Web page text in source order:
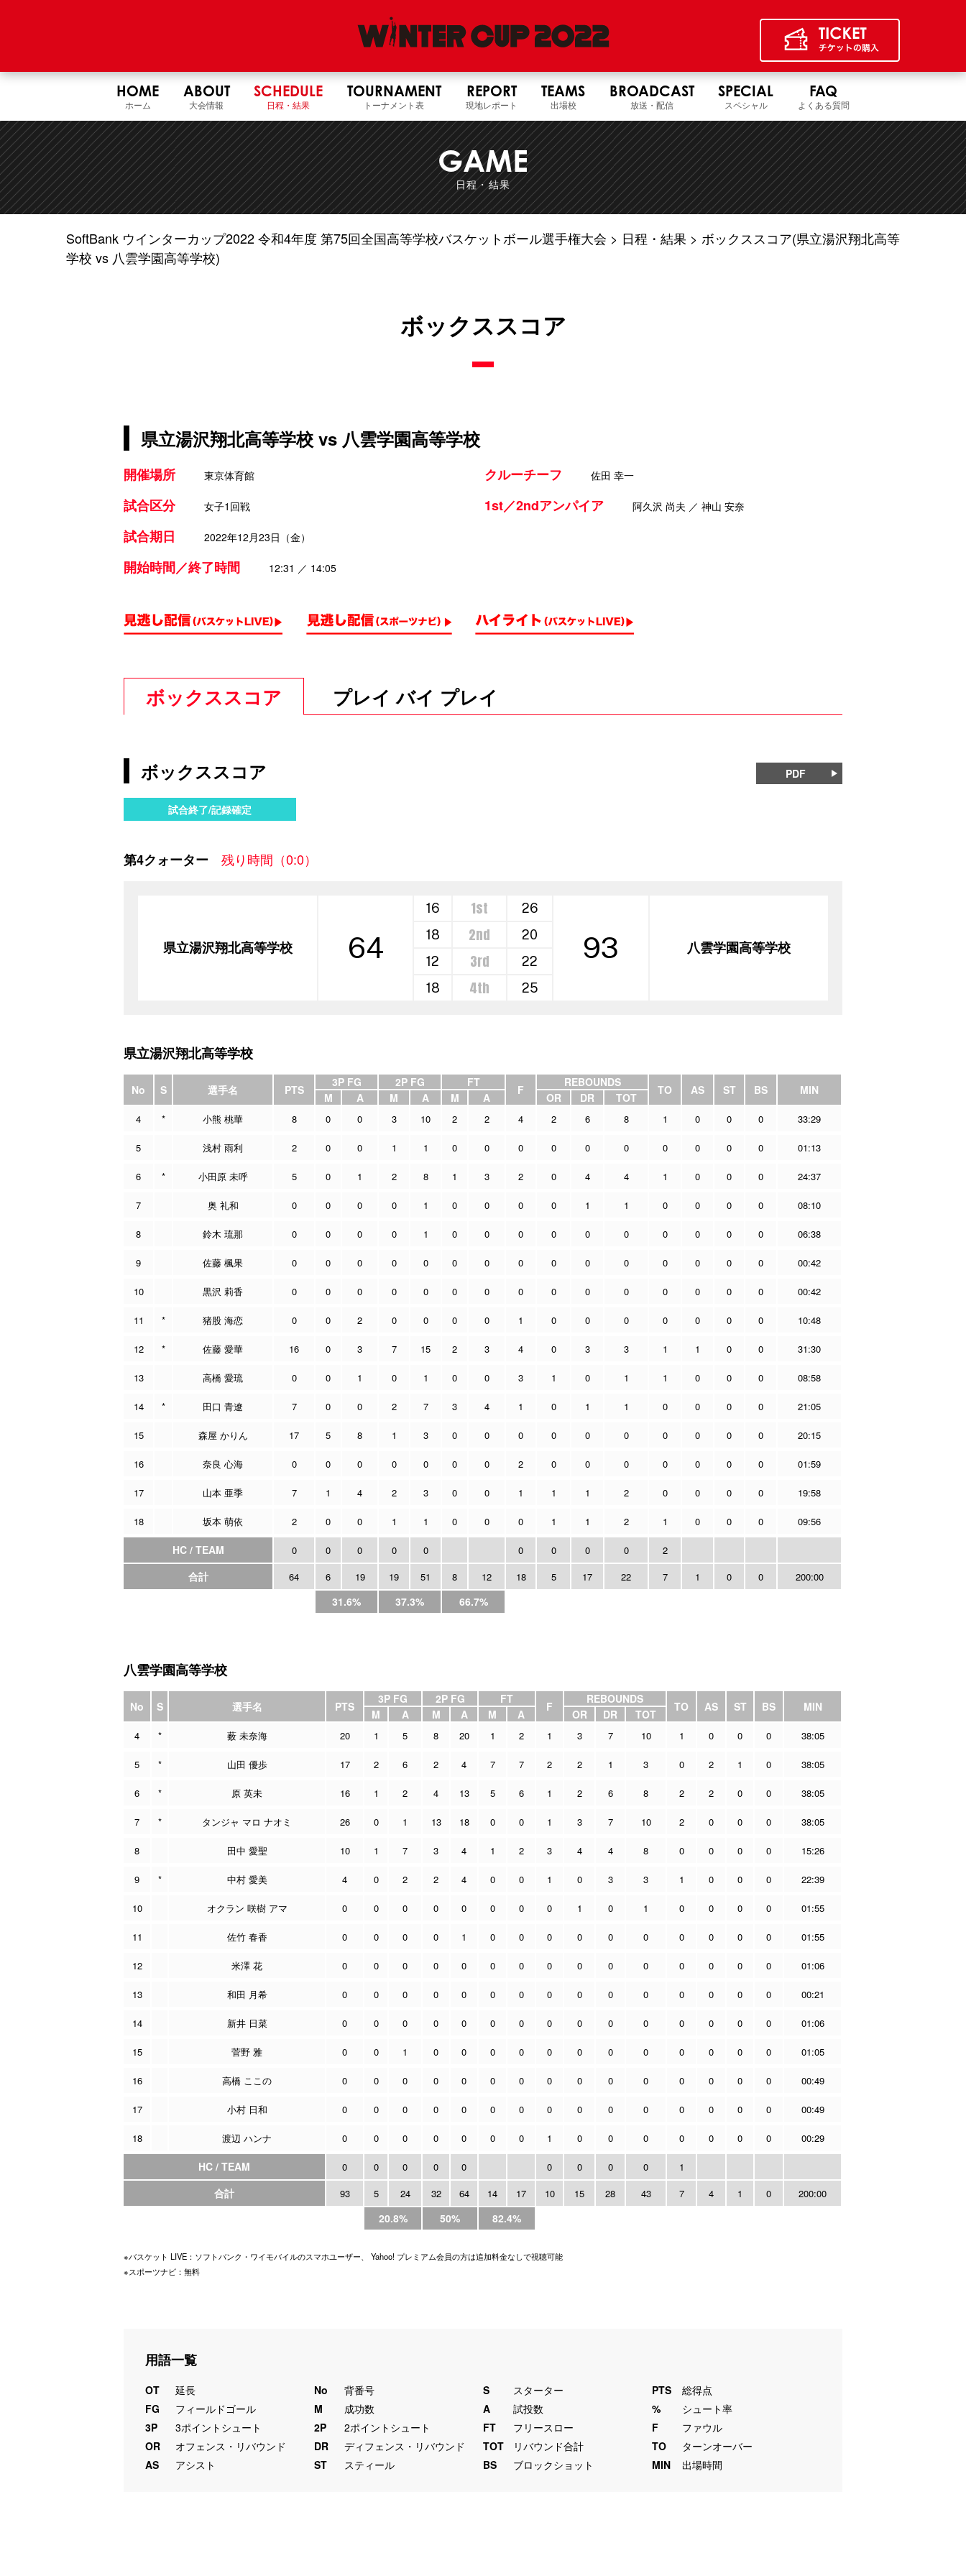
HOME
ホーム
ABOUT
大会情報
SCHEDULE
日程・結果
TOURNAMENT
トーナメント表
REPORT
現地レポート
TEAMS
出場校
BROADCAST
放送・配信
SPECIAL
スペシャル
FAQ
よくある質問
GAME
日程・結果
SoftBank ウインターカップ2022 令和4年度 第75回全国高等学校バスケットボール選手権大会 日程・結果
ボックススコア(県立湯沢翔北高等
学校 vs 八雲学園高等学校)
ボックススコア
県立湯沢翔北高等学校 vs 八雲学園高等学校
開催場所 東京体育館
試合区分 女子1回戦
試合期日 2022年12月23日（金）
開始時間／終了時間 12:31 ／ 14:05
クルーチーフ 佐田 幸一
1st／2ndアンパイア 阿久沢 尚夫 ／ 神山 安奈
ボックススコア プレイ バイ プレイ
ボックススコア PDF
試合終了/記録確定
第4クォーター 残り時間（0:0）
県立湯沢翔北高等学校 64
16 1st 26
93 八雲学園高等学校
18 2nd
20
12
3rd
22
18
4th 25
県立湯沢翔北高等学校
No S 選手名 PTS
3P FG 2P FG FT
F
REBOUNDS
TO AS ST BS MIN
M A M A M A OR DR TOT
4 * 小熊 桃華 8 0 0 3 10 2 2 4 2 6 8 1 0 0 0 33:29
5 浅村 雨利 2 0 0 1 1 0 0 0 0 0 0 0 0 0 0 01:13
6 * 小田原 未呼 5 0 1 2 8 1 3 2 0 4 4 1 0 0 0 24:37
7 奥 礼和 0 0 0 0 1 0 0 0 0 1 1 0 0 0 0 08:10
8 鈴木 琉那 0 0 0 0 1 0 0 0 0 0 0 0 0 0 0 06:38
9 佐藤 楓果 0 0 0 0 0 0 0 0 0 0 0 0 0 0 0 00:42
10 黒沢 莉香 0 0 0 0 0 0 0 0 0 0 0 0 0 0 0 00:42
11 * 猪股 海恋 0 0 2 0 0 0 0 1 0 0 0 0 0 0 0 10:48
12 * 佐藤 愛華 16 0 3 7 15 2 3 4 0 3 3 1 1 0 0 31:30
13 高橋 愛琉 0 0 1 0 1 0 0 3 1 0 1 1 0 0 0 08:58
14 * 田口 青遼 7 0 0 2 7 3 4 1 0 1 1 0 0 0 0 21:05
15 森屋 かりん 17 5 8 1 3 0 0 0 0 0 0 0 0 0 0 20:15
16 奈良 心海 0 0 0 0 0 0 0 2 0 0 0 0 0 0 0 01:59
17 山本 亜季 7 1 4 2 3 0 0 1 1 1 2 0 0 0 0 19:58
18 坂本 萌依 2 0 0 1 1 0 0 0 1 1 2 1 0 0 0 09:56
HC / TEAM 0 0 0 0 0 0 0 0 0 2
合計 64 6 19 19 51 8 12 18 5 17 22 7 1 0 0 200:00
31.6% 37.3% 66.7%
八雲学園高等学校
No S 選手名 PTS
3P FG 2P FG FT
F
REBOUNDS
TO AS ST BS MIN
M A M A M A OR DR TOT
4 * 薮 未奈海 20 1 5 8 20 1 2 1 3 7 10 1 0 0 0 38:05
5 * 山田 優歩 17 2 6 2 4 7 7 2 2 1 3 0 2 1 0 38:05
6 * 原 英未 16 1 2 4 13 5 6 1 2 6 8 2 2 0 0 38:05
7 * タンジャ マロ ナオミ 26 0 1 13 18 0 0 1 3 7 10 2 0 0 0 38:05
8 田中 愛聖 10 1 7 3 4 1 2 3 4 4 8 0 0 0 0 15:26
9 * 中村 愛美 4 0 2 2 4 0 0 1 0 3 3 1 0 0 0 22:39
10 オクラン 咲樹 アマ 0 0 0 0 0 0 0 0 1 0 1 0 0 0 0 01:55
11 佐竹 春香 0 0 0 0 1 0 0 0 0 0 0 0 0 0 0 01:55
12 米澤 花 0 0 0 0 0 0 0 0 0 0 0 0 0 0 0 01:06
13 和田 月希 0 0 0 0 0 0 0 0 0 0 0 0 0 0 0 00:21
14 新井 日菜 0 0 0 0 0 0 0 0 0 0 0 0 0 0 0 01:06
15 菅野 雅 0 0 1 0 0 0 0 0 0 0 0 0 0 0 0 01:05
16 高橋 ここの 0 0 0 0 0 0 0 0 0 0 0 0 0 0 0 00:49
17 小村 日和 0 0 0 0 0 0 0 0 0 0 0 0 0 0 0 00:49
18 渡辺 ハンナ 0 0 0 0 0 0 0 1 0 0 0 0 0 0 0 00:29
HC / TEAM 0 0 0 0 0 0 0 0 0 1
合計 93 5 24 32 64 14 17 10 15 28 43 7 4 1 0 200:00
20.8% 50% 82.4%
※バスケット LIVE：ソフトバンク・ワイモバイルのスマホユーザー、 Yahoo! プレミアム会員の方は追加料金なしで視聴可能
※スポーツナビ：無料
用語一覧
OT 延長 No 背番号 S スターター PTS
総得点
FG
フィールドゴール M 成功数 A 試投数 %
シュート率
3P
3ポイントシュート 2P 2ポイントシュート FT フリースロー F
ファウル
OR
オフェンス・リバウンド DR ディフェンス・リバウンド TOT リバウンド合計 TO
ターンオーバー
AS
アシスト ST スティール BS ブロックショット MIN 出場時間